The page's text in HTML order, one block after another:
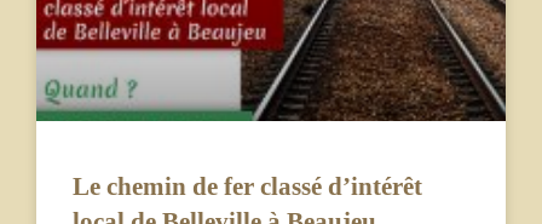
Le chemin de fer classé d’intérêt